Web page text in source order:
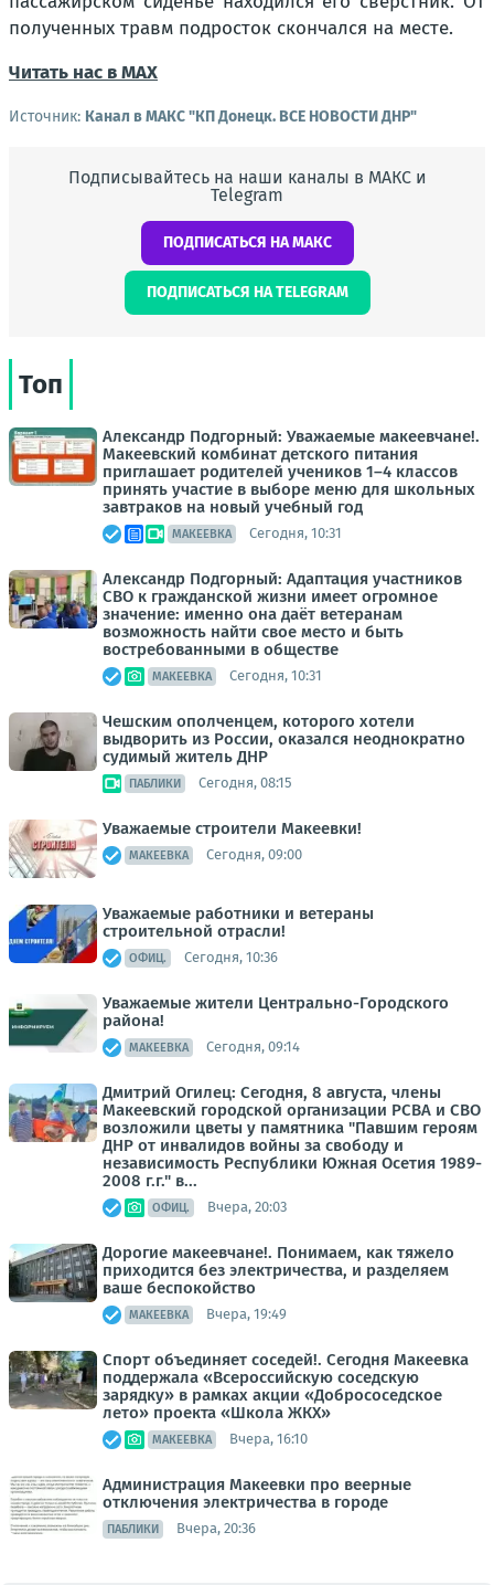
полученных травм подросток скончался на месте.
Читать нас в МАХ
Источник: Канал в МАКС "КП Донeцк. ВСЕ НОВОСТИ ДНР"
Подписывайтесь на наши каналы в МАКС и
Telegram
ПОДПИСАТЬСЯ НА МАКС
ПОДПИСАТЬСЯ НА TELEGRAM
Топ
Александр Подгорный: Уважаемые макеевчане!.
Макеевский комбинат детского питания
приглашает родителей учеников 1–4 классов
принять участие в выборе меню для школьных
завтраков на новый учебный год
МАКЕЕВКА Сегодня, 10:31
Александр Подгорный: Адаптация участников
СВО к гражданской жизни имеет огромное
значение: именно она даёт ветеранам
возможность найти свое место и быть
востребованными в обществе
МАКЕЕВКА Сегодня, 10:31
Чешским ополченцем, которого хотели
выдворить из России, оказался неоднократно
судимый житель ДНР
ПАБЛИКИ Сегодня, 08:15
Уважаемые строители Макеевки!
МАКЕЕВКА Сегодня, 09:00
Уважаемые работники и ветераны
строительной отрасли!
ОФИЦ. Сегодня, 10:36
Уважаемые жители Центрально-Городского
района!
МАКЕЕВКА Сегодня, 09:14
Дмитрий Огилец: Сегодня, 8 августа, члены
Макеевский городской организации РСВА и СВО
возложили цветы у памятника "Павшим героям
ДНР от инвалидов войны за свободу и
независимость Республики Южная Осетия 1989-
2008 г.г." в...
ОФИЦ. Вчера, 20:03
Дорогие макеевчане!. Понимаем, как тяжело
приходится без электричества, и разделяем
ваше беспокойство
МАКЕЕВКА Вчера, 19:49
Спорт объединяет соседей!. Сегодня Макеевка
поддержала «Всероссийскую соседскую
зарядку» в рамках акции «Добрососедское
лето» проекта «Школа ЖКХ»
МАКЕЕВКА Вчера, 16:10
Администрация Макеевки про веерные
отключения электричества в городе
ПАБЛИКИ Вчера, 20:36